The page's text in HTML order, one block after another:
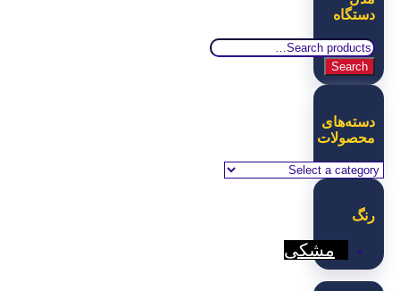
دستگاه
Search
for:
Search
دسته‌های
محصولات
رنگ
مشکی